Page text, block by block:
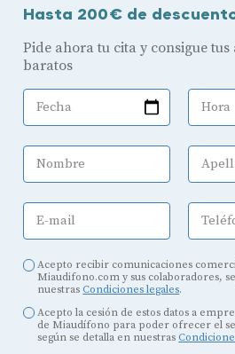
Hasta 200€ de
Pide ahora tu cita y consigue
baratos
Fecha Hora
Nombre
E-mail
Acepto recibir comunicaciones
Miaudifono.com y sus colaboradores,
nuestras Condiciones legales.
Acepto la cesión de estos datos a
de Miaudífono para poder ofrecer el
según se detalla en nuestras